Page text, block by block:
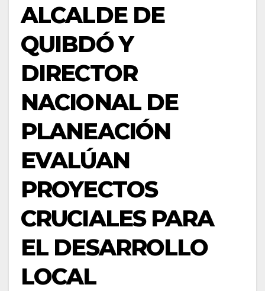
ALCALDE DE
QUIBDÓ Y
DIRECTOR
NACIONAL DE
PLANEACIÓN
EVALÚAN
PROYECTOS
CRUCIALES PARA
EL DESARROLLO
LOCAL